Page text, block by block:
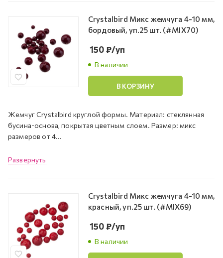
Crystalbird Микс жемчуга 4-10 мм,
бордовый, уп.25 шт. (#MIX70)
В наличии
150₽/уп
В КОРЗИНУ
Жемчуг Crystalbird круглой формы. Материал: стеклянная
бусина-основа, покрытая цветным слоем. Размер: микс
размеров от 4...
Развернуть
Crystalbird Микс жемчуга 4-10 мм,
красный, уп.25 шт. (#MIX69)
В наличии
150₽/уп